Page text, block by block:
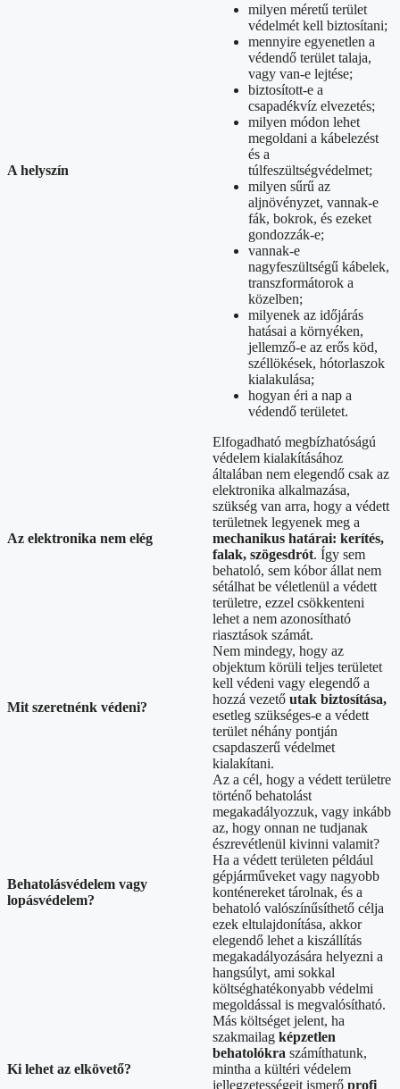
A helyszín
milyen méretű terület
védelmét kell biztosítani;
mennyire egyenetlen a
védendő terület talaja,
vagy van-e lejtése;
biztosított-e a
csapadékvíz elvezetés;
milyen módon lehet
megoldani a kábelezést
és a
túlfeszültségvédelmet;
milyen sűrű az
aljnövényzet, vannak-e
fák, bokrok, és ezeket
gondozzák-e;
vannak-e
nagyfeszültségű kábelek,
transzformátorok a
közelben;
milyenek az időjárás
hatásai a környéken,
jellemző-e az erős köd,
széllökések, hótorlaszok
kialakulása;
hogyan éri a nap a
védendő területet.
Az elektronika nem elég
Elfogadható megbízhatóságú
védelem kialakításához
általában nem elegendő csak az
elektronika alkalmazása,
szükség van arra, hogy a védett
területnek legyenek meg a
mechanikus határai: kerítés,
falak, szögesdrót. Így sem
behatoló, sem kóbor állat nem
sétálhat be véletlenül a védett
területre, ezzel csökkenteni
lehet a nem azonosítható
riasztások számát.
Mit szeretnénk védeni?
Nem mindegy, hogy az
objektum körüli teljes területet
kell védeni vagy elegendő a
hozzá vezető utak biztosítása,
esetleg szükséges-e a védett
terület néhány pontján
csapdaszerű védelmet
kialakítani.
Behatolásvédelem vagy
lopásvédelem?
Az a cél, hogy a védett területre
történő behatolást
megakadályozzuk, vagy inkább
az, hogy onnan ne tudjanak
észrevétlenül kivinni valamit?
Ha a védett területen például
gépjárműveket vagy nagyobb
konténereket tárolnak, és a
behatoló valószínűsíthető célja
ezek eltulajdonítása, akkor
elegendő lehet a kiszállítás
megakadályozására helyezni a
hangsúlyt, ami sokkal
költséghatékonyabb védelmi
megoldással is megvalósítható.
Ki lehet az elkövető?
Más költséget jelent, ha
szakmailag képzetlen
behatolókra számíthatunk,
mintha a kültéri védelem
jellegzetességeit ismerő profi